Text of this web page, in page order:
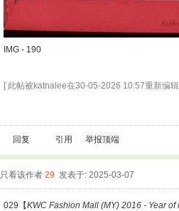
IMG - 190
[ 此帖被katnalee在30-05-2026 10:57重新编
回复 引用 举报顶端
只看该作者 29 发表于: 2025-03-07
029【KWC Fashion Mall (MY) 2016 - Year of